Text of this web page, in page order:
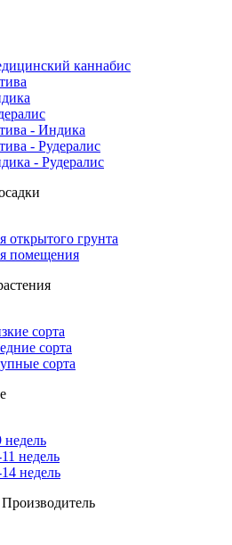
каннабис
- Индика
- Рудералис
- Рудералис
открытого грунта
помещения
сорта
сорта
сорта
недель
недель
недель